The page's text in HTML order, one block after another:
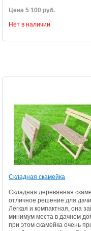
Цена 5 100 руб.
Нет в наличии
Складная скамейка
Складная деревянная
отличное решение для
Легкая и компактная, она
минимум места в дачном
при этом скамейка очень